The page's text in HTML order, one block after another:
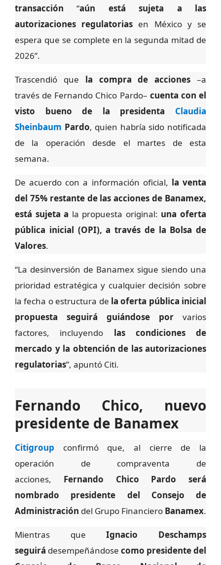
transacción “aún está sujeta a las
autorizaciones regulatorias en México y se
espera que se complete en la segunda mitad de
2026”.
Trascendió que la compra de acciones –a
través de Fernando Chico Pardo– cuenta con el
visto bueno de la presidenta Claudia
Sheinbaum Pardo, quien habría sido notificada
de la operación desde el martes de esta
semana.
De acuerdo con a información oficial, la venta
del 75% restante de las acciones de Banamex,
está sujeta a la propuesta original: una oferta
pública inicial (OPI), a través de la Bolsa de
Valores.
“La desinversión de Banamex sigue siendo una
prioridad estratégica y cualquier decisión sobre
la fecha o estructura de la oferta pública inicial
propuesta seguirá guiándose por varios
factores, incluyendo las condiciones de
mercado y la obtención de las autorizaciones
regulatorias”, apuntó Citi.
Fernando Chico, nuevo
presidente de Banamex
Citigroup confirmó que, al cierre de la
operación de compraventa de
acciones, Fernando Chico Pardo será
nombrado presidente del Consejo de
Administración del Grupo Financiero Banamex.
Mientras queIgnacio Deschamps
seguirá desempeñándose como presidente del